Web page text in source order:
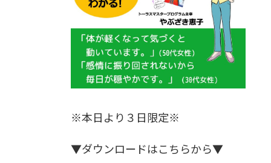
※本日より３日限定※
▼ダウンロードはこちらから▼